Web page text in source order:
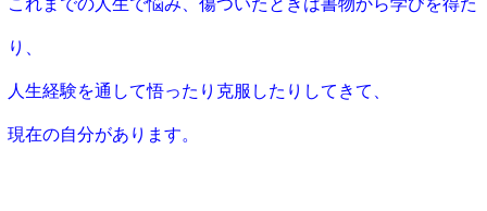
これまでの人生で悩み、傷ついたときは書物から学びを得た
り、
人 生経験を通して悟ったり克服したりしてきて、
現在の自分があります。